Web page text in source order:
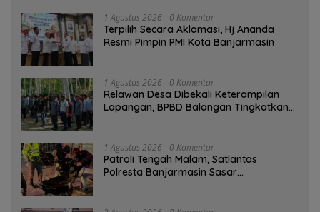
1 Agustus 2026 0 Komentar
‎Terpilih Secara Aklamasi, Hj Ananda
Resmi Pimpin PMI Kota Banjarmasin
1 Agustus 2026 0 Komentar
Relawan Desa Dibekali Keterampilan
Lapangan, BPBD Balangan Tingkatkan
1 Agustus 2026 0 Komentar
Patroli Tengah Malam, Satlantas
Polresta Banjarmasin Sasar